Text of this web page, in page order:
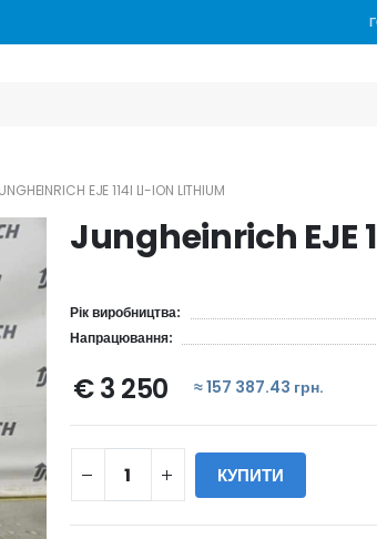
EJE 114I LI-ION LITHIUM
Jungheinrich EJE
Рік виробництва:
Напрацювання:
€ 3 250 ≈ 157 387.43 грн.
КУПИТИ